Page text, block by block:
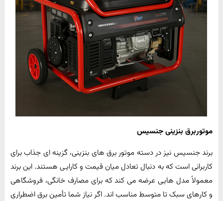
موتوربرق بنزینی جنسیس
برند جنسیس نیز در دسته موتور برق های بنزینی، گزینه ای جذاب برای
کاربرانی است که به دنبال تعادل میان قیمت و کارایی هستند. این برند
معمولاً مدل هایی عرضه می کند که برای مصارف خانگی، فروشگاهی
و کارهای سبک تا متوسط مناسب اند. اگر نیاز شما تأمین برق اضطراری